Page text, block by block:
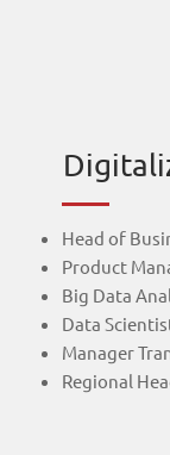
Head of
Product
Big Data
Data
Manager
Regional